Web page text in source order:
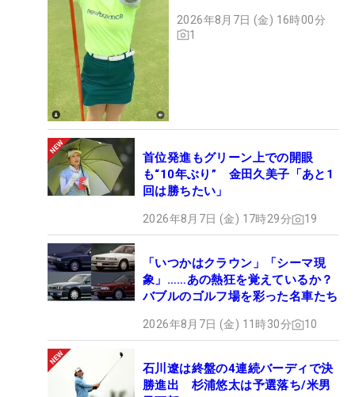
2026年8月7日 (金) 16時00分
1
首位発進もグリーン上での開眼
も“10年ぶり” 金田久美子「あと1
回は勝ちたい」
2026年8月7日 (金) 17時29分 19
「いつかはクラウン」「シーマ現
象」……あの熱狂を覚えているか？
バブルのゴルフ場を彩った名車たち
2026年8月7日 (金) 11時30分 10
石川遼は終盤の4連続バーディで決
勝進出 杉浦悠太は予選落ち/米男